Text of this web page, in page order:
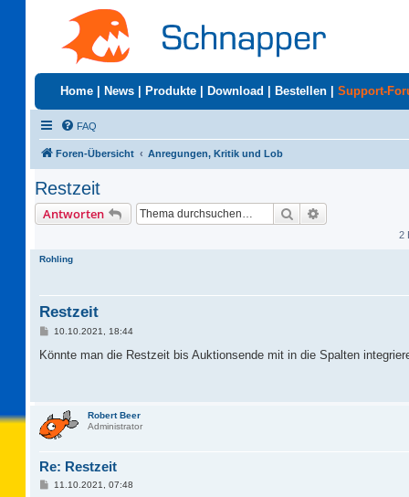
Home News Produkte Download Bestellen Support-
FAQ
Foren-Übersicht Anregungen, Kritik und Lob
Restzeit
Antworten Suche
2
Rohling
Restzeit
B
i
10.10.2021, 18:44
Könnte man die Restzeit bis Auktionsende mit in die Spalten
Robert Beer
Administrator
Re: Restzeit
B11.10.2021, 07:48